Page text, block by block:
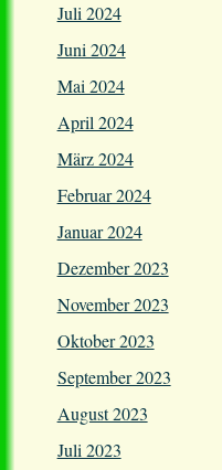
Juli 2024
Juni 2024
Mai 2024
April 2024
März 2024
Februar 2024
Januar 2024
Dezember 2023
November 2023
Oktober 2023
September 2023
August 2023
Juli 2023